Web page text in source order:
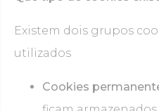
Existem dois grupos
utilizados
Cookies